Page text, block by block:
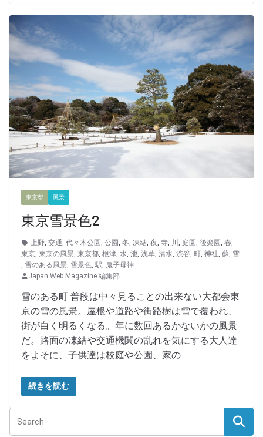
東京都 風景
東京雪景色2
上野, 交通, 代々木公園, 公園, 冬, 凍結, 夜, 寺, 川 , 庭園, 後楽園, 春,
東京, 東京の風景, 東京都, 根津, 水, 池, 浅草, 清水, 渋谷, 町, 神社, 蘇, 雪
, 雪のある風景, 雪景色, 駅, 鬼子母神
Japan Web Magazine 編集部
雪のある町 普段は中々見ることの出来ない大都会東
京の雪の風景。屋根や道路や街路樹は雪で覆われ、
街が白く明るくなる。年に数回あるかないかの風景
だ。路面の凍結や交通機関の乱れを気にする大人達
をよそに、子供達は校庭や公園、家の
続きを読む